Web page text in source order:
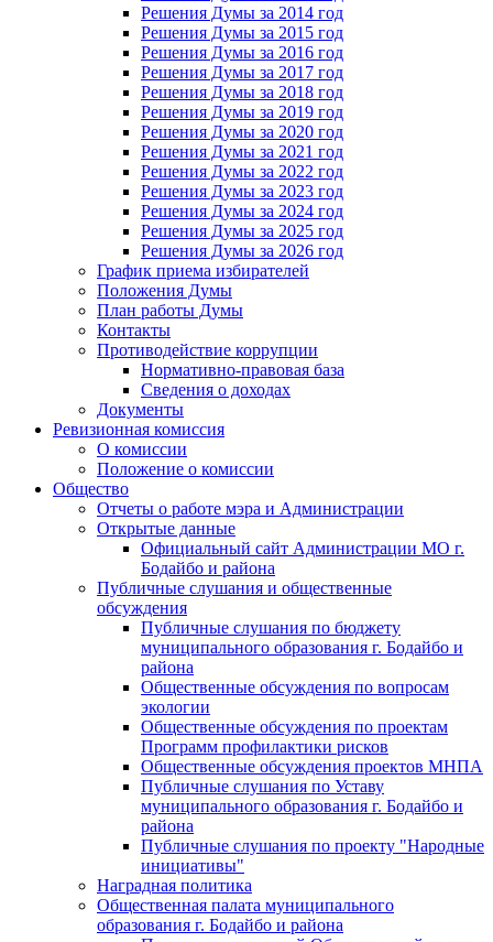
Решения Думы за 2014 год
Решения Думы за 2015 год
Решения Думы за 2016 год
Решения Думы за 2017 год
Решения Думы за 2018 год
Решения Думы за 2019 год
Решения Думы за 2020 год
Решения Думы за 2021 год
Решения Думы за 2022 год
Решения Думы за 2023 год
Решения Думы за 2024 год
Решения Думы за 2025 год
Решения Думы за 2026 год
График приема избирателей
Положения Думы
План работы Думы
Контакты
Противодействие коррупции
Нормативно-правовая база
Сведения о доходах
Документы
Ревизионная комиссия
О комиссии
Положение о комиссии
Общество
Отчеты о работе мэра и Администрации
Открытые данные
Официальный сайт Администрации МО г.
Бодайбо и района
Публичные слушания и общественные
обсуждения
Публичные слушания по бюджету
муниципального образования г. Бодайбо и
района
Общественные обсуждения по вопросам
экологии
Общественные обсуждения по проектам
Программ профилактики рисков
Общественные обсуждения проектов МНПА
Публичные слушания по Уставу
муниципального образования г. Бодайбо и
района
Публичные слушания по проекту "Народные
инициативы"
Наградная политика
Общественная палата муниципального
образования г. Бодайбо и района